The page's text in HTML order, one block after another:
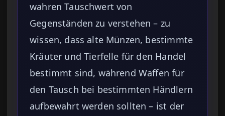
wahren Tauschwert von
Gegenständen zu verstehen – zu
wissen, dass alte Münzen, bestimmte
Kräuter und Tierfelle für den Handel
bestimmt sind, während Waffen für
den Tausch bei bestimmten Händlern
aufbewahrt werden sollten – ist der